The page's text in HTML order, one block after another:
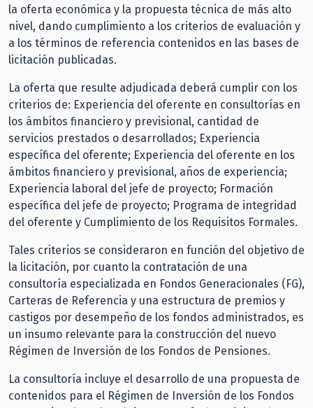
la oferta económica y la propuesta técnica de más alto
nivel, dando cumplimiento a los criterios de evaluación y
a los términos de referencia contenidos en las bases de
licitación publicadas.
La oferta que resulte adjudicada deberá cumplir con los
criterios de: Experiencia del oferente en consultorías en
los ámbitos financiero y previsional, cantidad de
servicios prestados o desarrollados; Experiencia
específica del oferente; Experiencia del oferente en los
ámbitos financiero y previsional, años de experiencia;
Experiencia laboral del jefe de proyecto; Formación
específica del jefe de proyecto; Programa de integridad
del oferente y Cumplimiento de los Requisitos Formales.
Tales criterios se consideraron en función del objetivo de
la licitación, por cuanto la contratación de una
consultoría especializada en Fondos Generacionales (FG),
Carteras de Referencia y una estructura de premios y
castigos por desempeño de los fondos administrados, es
un insumo relevante para la construcción del nuevo
Régimen de Inversión de los Fondos de Pensiones.
La consultoría incluye el desarrollo de una propuesta de
contenidos para el Régimen de Inversión de los Fondos